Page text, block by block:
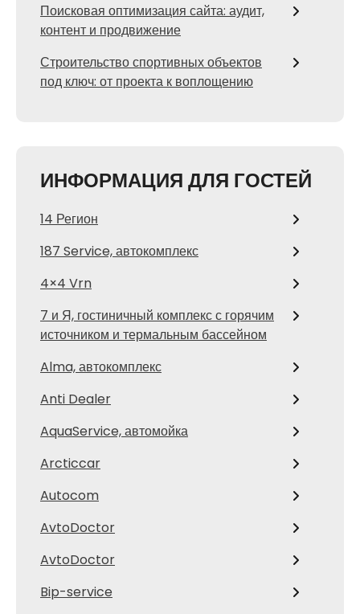
Поисковая оптимизация сайта: аудит,
контент и продвижение
Строительство спортивных объектов
под ключ: от проекта к воплощению
ИНФОРМАЦИЯ ДЛЯ ГОСТЕЙ
14 Регион
187 Service, автокомплекс
4×4 Vrn
7 и Я, гостиничный комплекс с горячим
источником и термальным бассейном
Alma, автокомплекс
Anti Dealer
AquaService, автомойка
Arcticcar
Autocom
AvtoDoctor
AvtoDoctor
Bip-service